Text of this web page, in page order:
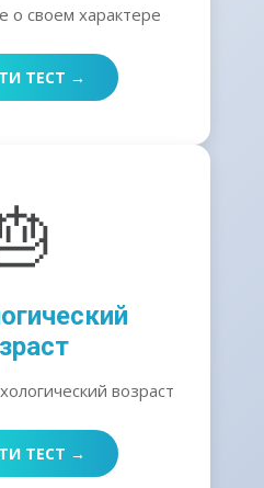
о своем характере
ТЕСТ →
возраст
ТЕСТ →